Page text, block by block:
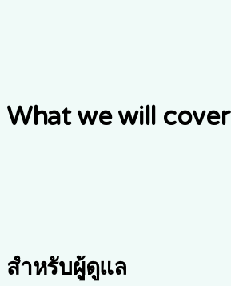
What we will cover
สำหรับผู้ดูแล